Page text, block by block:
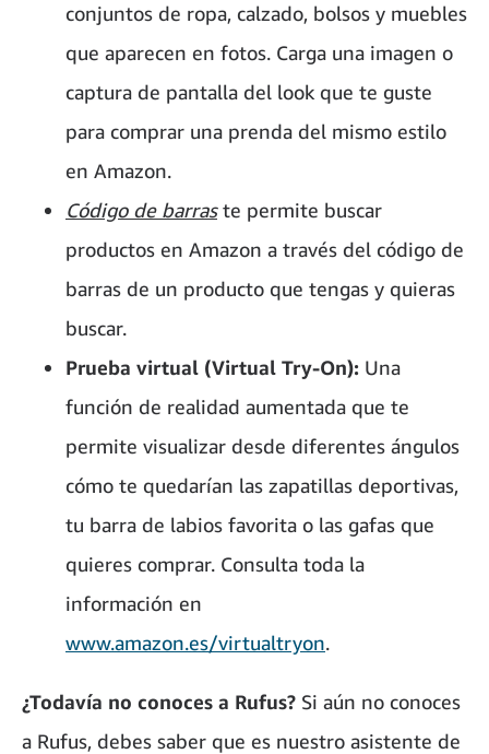
conjuntos de ropa, calzado, bolsos y muebles
que aparecen en fotos. Carga una imagen o
captura de pantalla del look que te guste
para comprar una prenda del mismo estilo
en Amazon.
Código de barraste permite buscar
productos en Amazon a través del código de
barras de un producto que tengas y quieras
buscar.
Prueba virtual (Virtual Try-On): Una
función de realidad aumentada que te
permite visualizar desde diferentes ángulos
cómo te quedarían las zapatillas deportivas,
tu barra de labios favorita o las gafas que
quieres comprar. Consulta toda la
información en
www.amazon.es/virtualtryon.
¿Todavía no conoces a Rufus? Si aún no conoces
a Rufus, debes saber que es nuestro asistente de